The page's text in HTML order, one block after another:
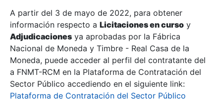
Mostrar/Ocultar
A partir del 3 de mayo de 2022, para obtener
información respecto a Licitaciones en curso y
Adjudicaciones ya aprobadas por la Fábrica
Nacional de Moneda y Timbre - Real Casa de la
Moneda, puede acceder al perfil del contratante del
a FNMT-RCM en la Plataforma de Contratación del
Sector Público accediendo en el siguiente link:
Plataforma de Contratación del Sector Público